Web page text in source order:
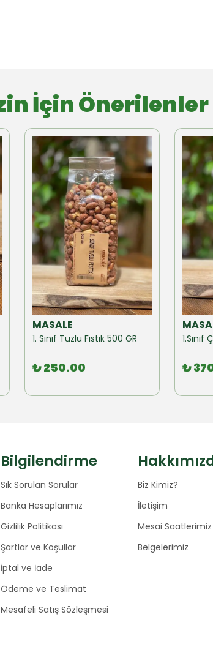
İçin Önerilenler
MASALE
1. Sınıf Tuzlu Fıstık 500 GR
₺ 250.00 ₺
Bilgilendirme
Sık Sorulan Sorular
Banka Hesaplarımız
Gizlilik Politikası
Şartlar ve Koşullar
İptal ve İade
Ödeme ve Teslimat
Mesafeli Satış Sözleşmesi
Biz Kimiz?
İletişim
Mesai Saatlerimiz
Belgelerimiz